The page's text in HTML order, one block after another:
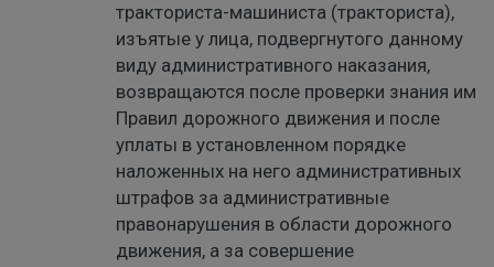
тракториста-машиниста (тракториста),
изъятые у лица, подвергнутого данному
виду административного наказания,
возвращаются после проверки знания им
Правил дорожного движения и после
уплаты в установленном порядке
наложенных на него административных
штрафов за административные
правонарушения в области дорожного
движения, а за совершение